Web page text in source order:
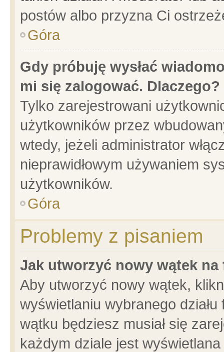
postów albo przyzna Ci
Góra
Gdy próbuję wysłać
mi się zalogować. Dlaczego?
Tylko zarejestrowani
użytkowników przez
wtedy, jeżeli administrator
nieprawidłowym używaniem
użytkowników.
Góra
Problemy z pisaniem
Jak utworzyć nowy wątek na
Aby utworzyć nowy wątek,
wyświetlaniu wybranego
wątku będziesz musiał się
każdym dziale jest